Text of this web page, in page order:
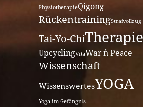
PhysiotherapieQigong
RückentrainingStrafvollzug
Tai-Yo-ChiTherapie
UpcyclingVitaWar ´n Peace
Wissenschaft
WissenswertesYOGA
Yoga im Gefängnis